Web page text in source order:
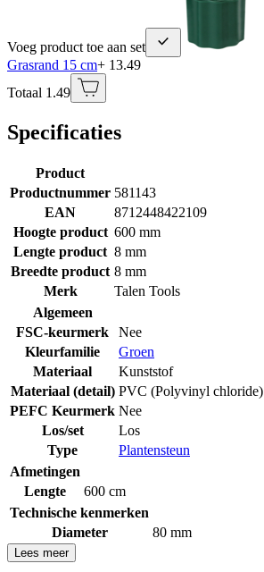
Voeg product toe aan set
Grasrand 15 cm+ 13.49
Totaal 1.49
Specificaties
Product
Productnummer 581143
EAN
8712448422109
Hoogte product 600 mm
Lengte product 8 mm
Breedte product 8 mm
Merk
Talen Tools
Algemeen
FSC-keurmerk
Nee
Kleurfamilie
Groen
Materiaal
Kunststof
Materiaal (detail) PVC (Polyvinyl chloride)
PEFC Keurmerk Nee
Los/set
Los
Type
Plantensteun
Afmetingen
Lengte
600 cm
Technische kenmerken
Diameter
80 mm
Lees meer